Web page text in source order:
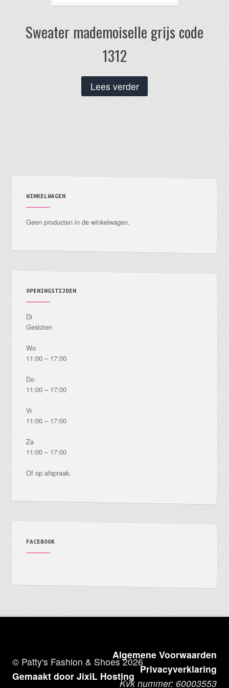
Sweater mademoiselle grijs code
1312
Lees verder
WINKELWAGEN
Geen producten in de winkelwagen.
OPENINGSTIJDEN
Di
Gesloten
Wo
11:00 – 17:00
Do
11:00 – 17:00
Vr
11:00 – 17:00
Za
11:00 – 17:00
Of op afspraak.
FACEBOOK
© Patty's Fashion & Shoes 2026
Gemaakt door JixiL Hosting
Algemene Voorwaarden
Privacyverklaring
Kvk nummer: 60003553